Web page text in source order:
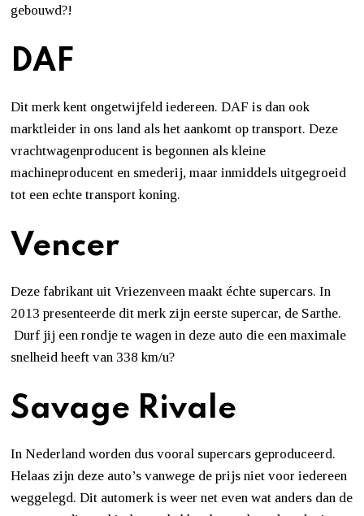
gebouwd?!
DAF
Dit merk kent ongetwijfeld iedereen. DAF is dan ook
marktleider in ons land als het aankomt op transport. Deze
vrachtwagenproducent is begonnen als kleine
machineproducent en smederij, maar inmiddels uitgegroeid
tot een echte transport koning.
Vencer
Deze fabrikant uit Vriezenveen maakt échte supercars. In
2013 presenteerde dit merk zijn eerste supercar, de Sarthe.
Durf jij een rondje te wagen in deze auto die een maximale
snelheid heeft van 338 km/u?
Savage Rivale
In Nederland worden dus vooral supercars geproduceerd.
Helaas zijn deze auto’s vanwege de prijs niet voor iedereen
weggelegd. Dit automerk is weer net even wat anders dan de